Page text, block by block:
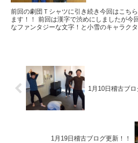
前回の劇団Ｔシャツに引き続き今回はこち
ます！！ 前回は漢字で渋めにしましたが今
なファンタジーな文字！と小雪のキャラク
1月10日稽古ブ
1月19日稽古ブログ更新！！